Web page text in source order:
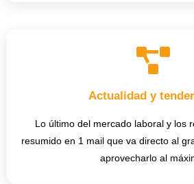
Actualidad y
Lo último del mercado laboral y los
resumido en 1 mail que va directo al
aprovecharlo al